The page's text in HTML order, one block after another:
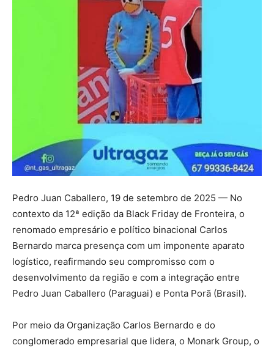
Pedro Juan Caballero, 19 de setembro de 2025 — No
contexto da 12ª edição da Black Friday de Fronteira, o
renomado empresário e político binacional Carlos
Bernardo marca presença com um imponente aparato
logístico, reafirmando seu compromisso com o
desenvolvimento da região e com a integração entre
Pedro Juan Caballero (Paraguai) e Ponta Porã (Brasil).
Por meio da Organização Carlos Bernardo e do
conglomerado empresarial que lidera, o Monark Group, o